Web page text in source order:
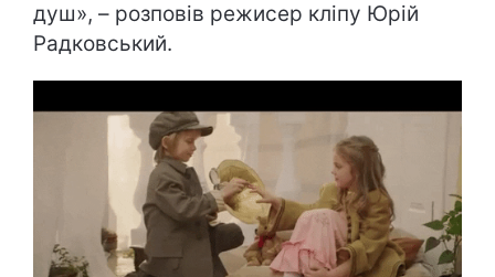
душ», – розповів режисер кліпу Юрій
Радковський.